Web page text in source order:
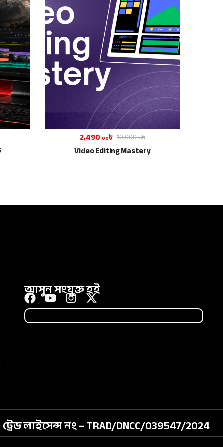
2,490.00৳ 10,000.00৳
Video Editing Mastery
আসুন সংযুক্ত হই
ট্রেড লাইসেন্স নং – TRAD/DNCC/039547/2024​